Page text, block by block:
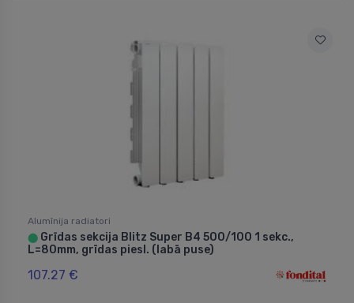
Alumīnija radiatori
⬤ Grīdas sekcija Blitz Super B4 500/100 1 sekc.,
L=80mm, grīdas piesl. (labā puse)
107.27 €